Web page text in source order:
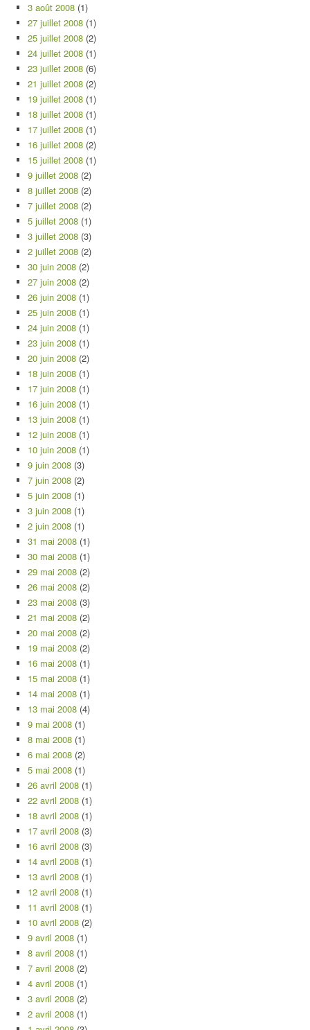
3 août 2008 (1)
27 juillet 2008 (1)
25 juillet 2008 (2)
24 juillet 2008 (1)
23 juillet 2008 (6)
21 juillet 2008 (2)
19 juillet 2008 (1)
18 juillet 2008 (1)
17 juillet 2008 (1)
16 juillet 2008 (2)
15 juillet 2008 (1)
9 juillet 2008 (2)
8 juillet 2008 (2)
7 juillet 2008 (2)
5 juillet 2008 (1)
3 juillet 2008 (3)
2 juillet 2008 (2)
30 juin 2008 (2)
27 juin 2008 (2)
26 juin 2008 (1)
25 juin 2008 (1)
24 juin 2008 (1)
23 juin 2008 (1)
20 juin 2008 (2)
18 juin 2008 (1)
17 juin 2008 (1)
16 juin 2008 (1)
13 juin 2008 (1)
12 juin 2008 (1)
10 juin 2008 (1)
9 juin 2008 (3)
7 juin 2008 (2)
5 juin 2008 (1)
3 juin 2008 (1)
2 juin 2008 (1)
31 mai 2008 (1)
30 mai 2008 (1)
29 mai 2008 (2)
26 mai 2008 (2)
23 mai 2008 (3)
21 mai 2008 (2)
20 mai 2008 (2)
19 mai 2008 (2)
16 mai 2008 (1)
15 mai 2008 (1)
14 mai 2008 (1)
13 mai 2008 (4)
9 mai 2008 (1)
8 mai 2008 (1)
6 mai 2008 (2)
5 mai 2008 (1)
26 avril 2008 (1)
22 avril 2008 (1)
18 avril 2008 (1)
17 avril 2008 (3)
16 avril 2008 (3)
14 avril 2008 (1)
13 avril 2008 (1)
12 avril 2008 (1)
11 avril 2008 (1)
10 avril 2008 (2)
9 avril 2008 (1)
8 avril 2008 (1)
7 avril 2008 (2)
4 avril 2008 (1)
3 avril 2008 (2)
2 avril 2008 (1)